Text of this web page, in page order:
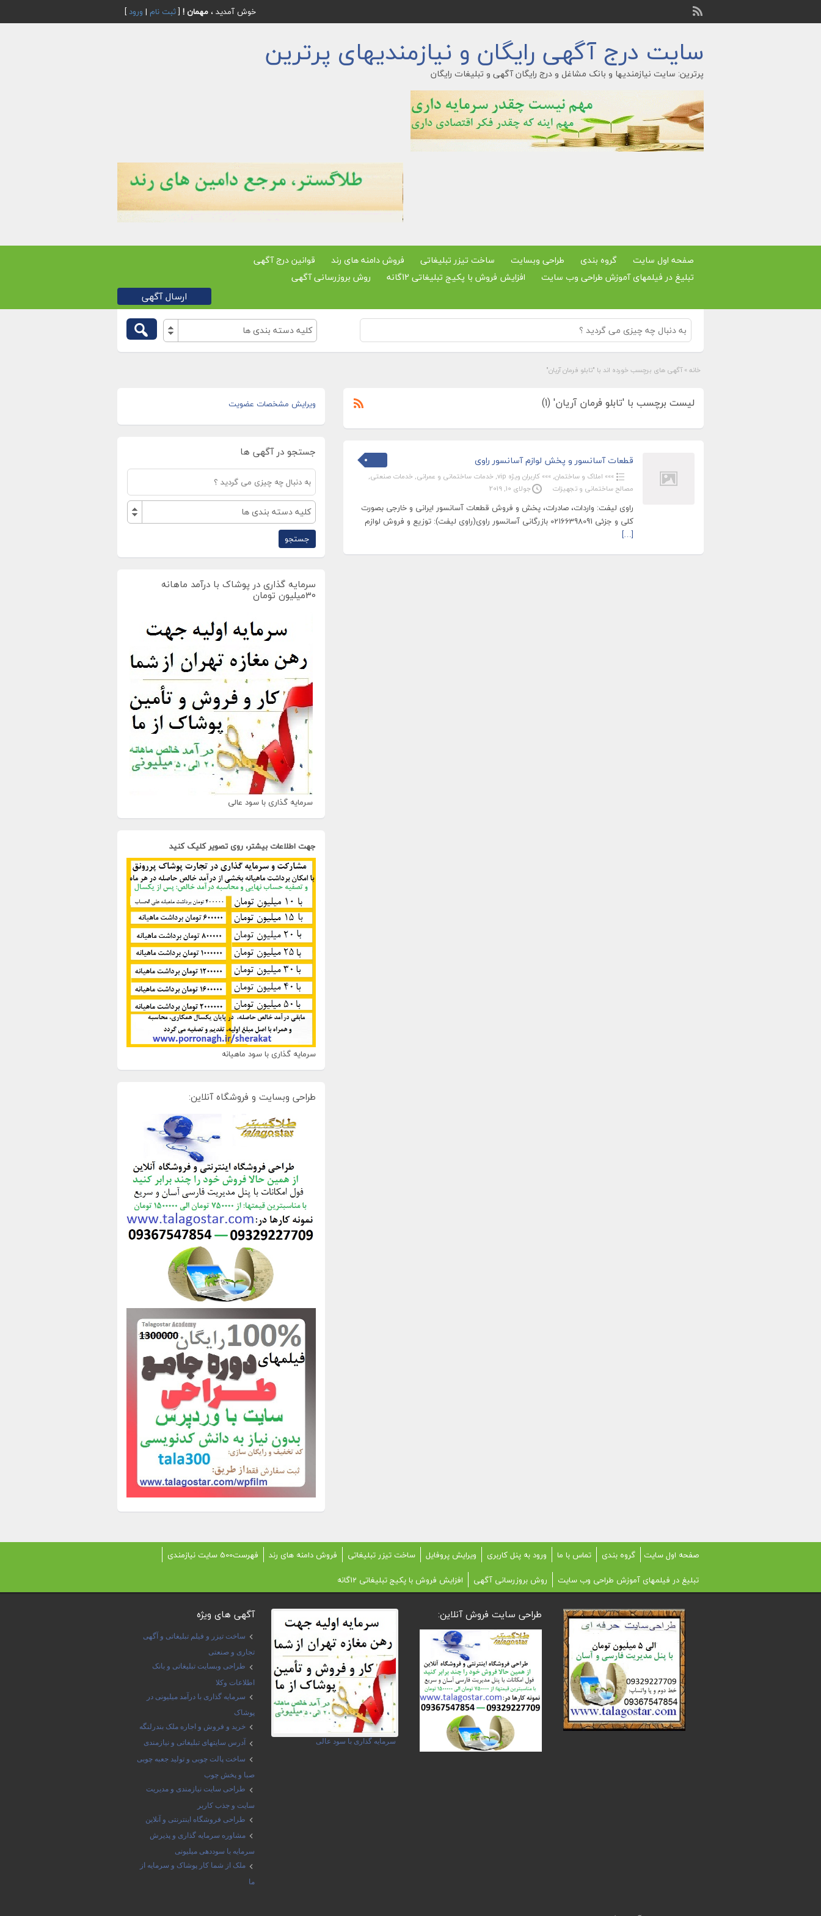
خوش آمدید ، مهمان ! [ثبت نام | ورود]
سایت درج آگهی رایگان و نیازمندیهای پرترین
پرترین: سایت نیازمندیها و بانک مشاغل و درج رایگان آگهی و تبلیغات رایگان
صفحه اول سایت گروه بندی طراحی وبسایت ساخت تیزر تبلیغاتی فروش دامنه های رند
قوانین درج آگهی
تبلیغ در فیلمهای آموزش طراحی وب سایت
افزایش فروش با پکیج تبلیغاتی 12گانه روش بروزرسانی آگهی
ارسال آگهی
کلیه دسته بندی ها
خانه » آگهی های برچسب خورده اند با "تابلو فرمان آريان"
لیست برچسب با 'تابلو فرمان آريان' (1)
قطعات آسانسور و پخش لوازم آسانسور راوی
»»» املاک و ساختمان, »»» کاربران ویژه vip , خدمات ساختمانی و عمرانی, خدمات صنعتی,
مصالح ساختمانی و تجهیزات
جولای 10, 2019
راوی لیفت: واردات، صادرات، پخش و فروش قطعات آسانسور ایرانی و خارجی بصورت
کلی و جزئی 02166398091 بازرگانی آسانسور راوی(راوی لیفت): توزیع و فروش لوازم
[…]
ویرایش مشخصات عضویت
جستجو در آگهی ها
کلیه دسته بندی ها
سرمایه گذاری در پوشاک با درآمد ماهانه
30میلیون تومان
سرمایه گذاری با سود عالی
جهت اطلاعات بیشتر، روی تصویر کلیک کنید
سرمایه گذاری با سود ماهیانه
طراحی وبسایت و فروشگاه آنلاین:
صفحه اول سایت گروه بندی تماس با ما ورود به پنل کاربری ویرایش پروفایل ساخت تیزر تبلیغاتی فروش دامنه های رند
فهرست500 سایت نیازمندی
تبلیغ در فیلمهای آموزش طراحی وب سایت
روش بروزرسانی آگهی افزایش فروش با پکیج تبلیغاتی 12گانه
آگهی های ویژه
ساخت تیزر و فیلم تبلیغاتی و آگهی
تجاری و صنعتی
طراحی وبسایت تبلیغاتی و بانک
اطلاعات وکلا
سرمایه گذاری با درآمد میلیونی در
پوشاک
خرید و فروش و اجاره ملک بندرلنگه
آدرس سایتهای تبلیغاتی و نیازمندی
ساخت پالت چوبی و تولید جعبه چوبی
صبا و پخش چوب
طراحی سایت نیازمندی و مدیریت
سایت و جذب کاربر
طراحی فروشگاه اینترنتی و آنلاین
مشاوره سرمایه گذاری و پذیرش
سرمایه با سوددهی میلیونی
ملک از شما کار پوشاک و سرمایه از
ما
سرمایه گذاری با سود عالی
طراحی سایت فروش آنلاین: